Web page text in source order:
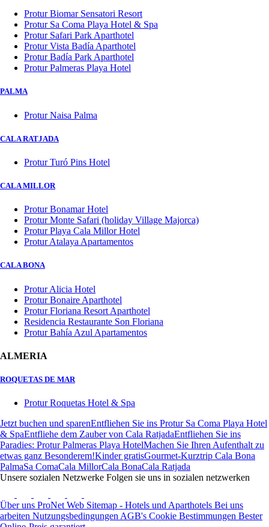
Protur Biomar Sensatori Resort
Protur Sa Coma Playa Hotel & Spa
Protur Safari Park Aparthotel
Protur Vista Badía Aparthotel
Protur Badía Park Aparthotel
Protur Palmeras Playa Hotel
PALMA
Protur Naisa Palma
CALA RATJADA
Protur Turó Pins Hotel
CALA MILLOR
Protur Bonamar Hotel
Protur Monte Safari (holiday Village Majorca)
Protur Playa Cala Millor Hotel
Protur Atalaya Apartamentos
CALA BONA
Protur Alicia Hotel
Protur Bonaire Aparthotel
Protur Floriana Resort Aparthotel
Residencia Restaurante Son Floriana
Protur Bahía Azul Apartamentos
ALMERIA
ROQUETAS DE MAR
Protur Roquetas Hotel & Spa
Jetzt buchen und sparenEntfliehen Sie ins Protur Sa Coma Playa Hotel
& SpaEntfliehe dem Zauber von Cala RatjadaEntfliehen Sie ins
Paradies: Protur Palmeras Playa HotelMachen Sie Ihren Aufenthalt zu
etwas ganz Besonderem!Kinder gratisGourmet-Kurztrip Cala Bona
PalmaSa ComaCala MillorCala BonaCala Ratjada
Unsere sozialen Netzwerke Folgen sie uns in sozialen netzwerken
Über uns ProNet Web Sitemap - Hotels und Aparthotels Bei uns
arbeiten Nutzungsbedingungen AGB's Cookie Bestimmungen Bester